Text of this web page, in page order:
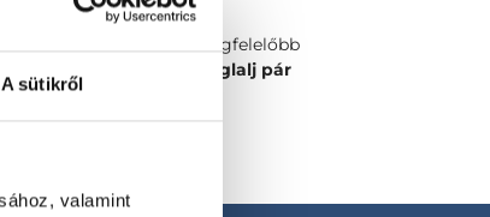
A sütikről
valamint
ki a számodra legmegfelelőbb
foglalj pár